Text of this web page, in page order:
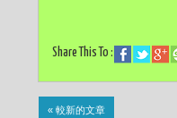
Share This To :
« 較新的文章